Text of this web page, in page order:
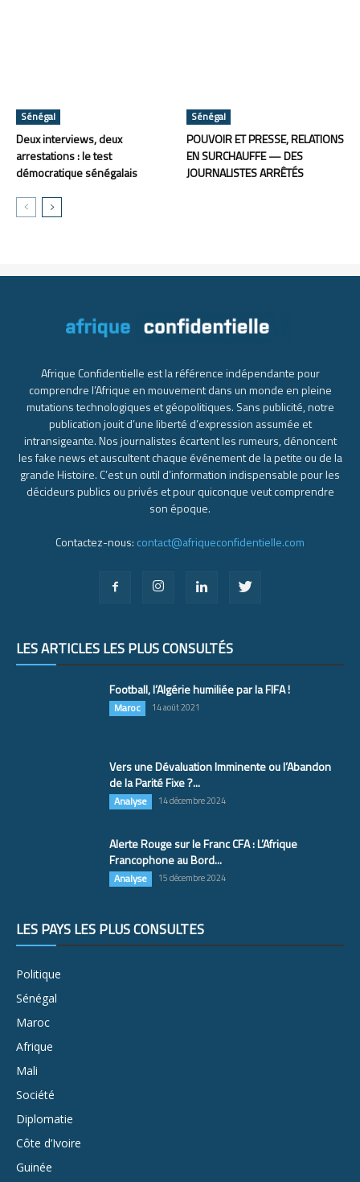
Sénégal
Deux interviews, deux
arrestations : le test
démocratique sénégalais
Sénégal
POUVOIR ET PRESSE, RELATIONS
EN SURCHAUFFE — DES
JOURNALISTES ARRÊTÉS
Afrique Confidentielle est la référence indépendante pour
comprendre l’Afrique en mouvement dans un monde en pleine
mutations technologiques et géopolitiques. Sans publicité, notre
publication jouit d’une liberté d’expression assumée et
intransigeante. Nos journalistes écartent les rumeurs, dénoncent
les fake news et auscultent chaque événement de la petite ou de la
grande Histoire. C’est un outil d’information indispensable pour les
décideurs publics ou privés et pour quiconque veut comprendre
son époque.
Contactez-nous: contact@afriqueconfidentielle.com
LES ARTICLES LES PLUS CONSULTÉS
Football, l’Algérie humiliée par la FIFA !
Maroc 14 août 2021
Vers une Dévaluation Imminente ou l’Abandon
de la Parité Fixe ?...
Analyse 14 décembre 2024
Alerte Rouge sur le Franc CFA : L’Afrique
Francophone au Bord...
Analyse 15 décembre 2024
LES PAYS LES PLUS CONSULTÉS
Politique
Sénégal
Maroc
Afrique
Mali
Société
Diplomatie
Côte d’Ivoire
Guinée